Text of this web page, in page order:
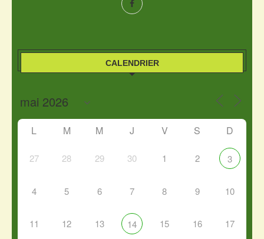
CALENDRIER
L M M J V S D
27 28 29 30 1 2 3
4 5 6 7 8 9 10
11 12 13 14 15 16 17